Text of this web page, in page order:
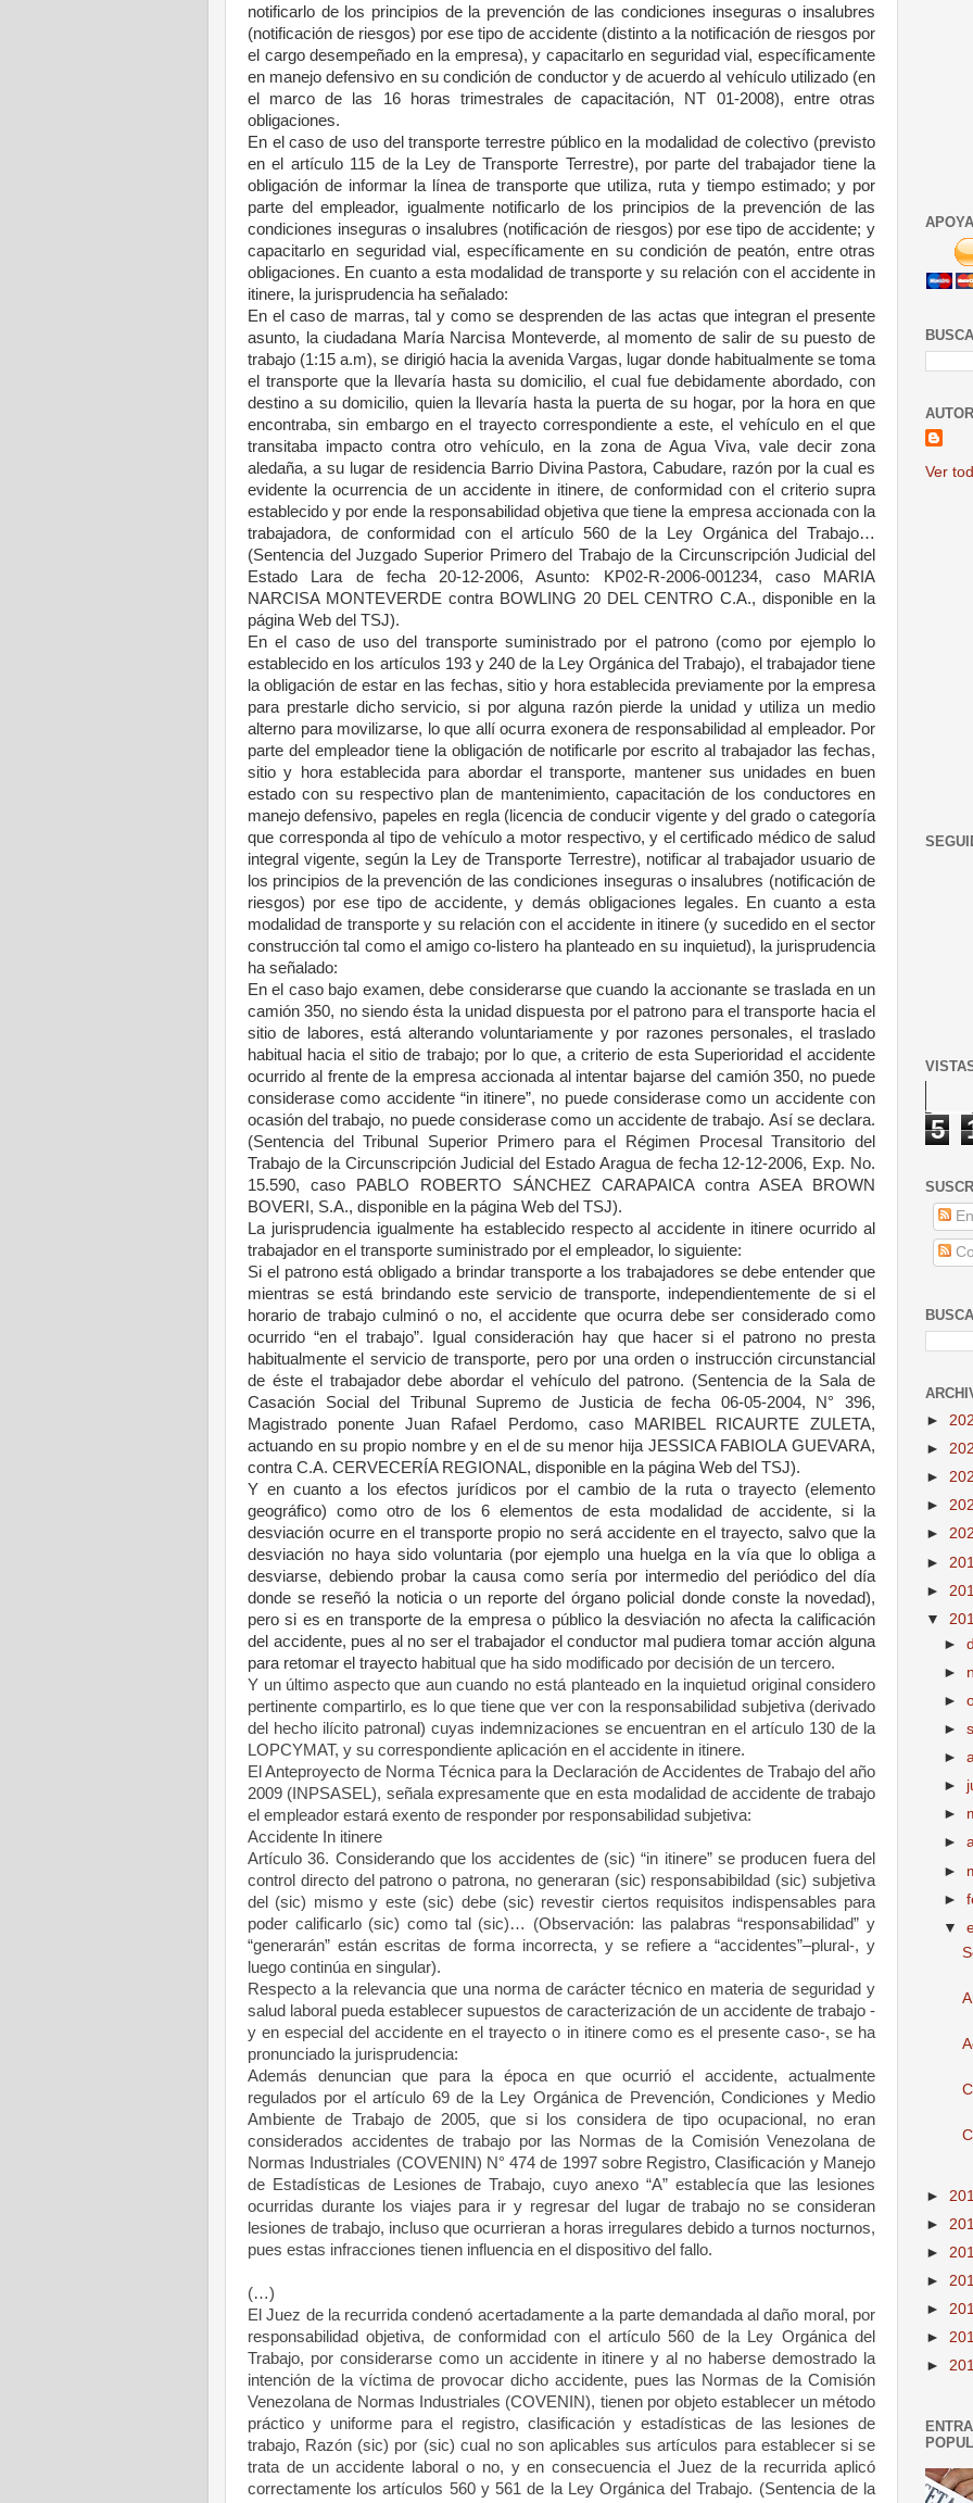
notificarlo de los principios de la prevención de las condiciones inseguras o insalubres
(notificación de riesgos) por ese tipo de accidente (distinto a la notificación de riesgos por
el cargo desempeñado en la empresa), y capacitarlo en seguridad vial, específicamente
en manejo defensivo en su condición de conductor y de acuerdo al vehículo utilizado (en
el marco de las 16 horas trimestrales de capacitación, NT 01-2008), entre otras
obligaciones.
En el caso de uso del transporte terrestre público en la modalidad de colectivo (previsto
en el artículo 115 de la Ley de Transporte Terrestre), por parte del trabajador tiene la
obligación de informar la línea de transporte que utiliza, ruta y tiempo estimado; y por
parte del empleador, igualmente notificarlo de los principios de la prevención de las
condiciones inseguras o insalubres (notificación de riesgos) por ese tipo de accidente; y
capacitarlo en seguridad vial, específicamente en su condición de peatón, entre otras
obligaciones. En cuanto a esta modalidad de transporte y su relación con el accidente in
itinere, la jurisprudencia ha señalado:
En el caso de marras, tal y como se desprenden de las actas que integran el presente
asunto, la ciudadana María Narcisa Monteverde, al momento de salir de su puesto de
trabajo (1:15 a.m), se dirigió hacia la avenida Vargas, lugar donde habitualmente se toma
el transporte que la llevaría hasta su domicilio, el cual fue debidamente abordado, con
destino a su domicilio, quien la llevaría hasta la puerta de su hogar, por la hora en que
encontraba, sin embargo en el trayecto correspondiente a este, el vehículo en el que
transitaba impacto contra otro vehículo, en la zona de Agua Viva, vale decir zona
aledaña, a su lugar de residencia Barrio Divina Pastora, Cabudare, razón por la cual es
evidente la ocurrencia de un accidente in itinere, de conformidad con el criterio supra
establecido y por ende la responsabilidad objetiva que tiene la empresa accionada con la
trabajadora, de conformidad con el artículo 560 de la Ley Orgánica del Trabajo…
(Sentencia del Juzgado Superior Primero del Trabajo de la Circunscripción Judicial del
Estado Lara de fecha 20-12-2006, Asunto: KP02-R-2006-001234, caso MARIA
NARCISA MONTEVERDE contra BOWLING 20 DEL CENTRO C.A., disponible en la
página Web del TSJ).
En el caso de uso del transporte suministrado por el patrono (como por ejemplo lo
establecido en los artículos 193 y 240 de la Ley Orgánica del Trabajo), el trabajador tiene
la obligación de estar en las fechas, sitio y hora establecida previamente por la empresa
para prestarle dicho servicio, si por alguna razón pierde la unidad y utiliza un medio
alterno para movilizarse, lo que allí ocurra exonera de responsabilidad al empleador. Por
parte del empleador tiene la obligación de notificarle por escrito al trabajador las fechas,
sitio y hora establecida para abordar el transporte, mantener sus unidades en buen
estado con su respectivo plan de mantenimiento, capacitación de los conductores en
manejo defensivo, papeles en regla (licencia de conducir vigente y del grado o categoría
que corresponda al tipo de vehículo a motor respectivo, y el certificado médico de salud
integral vigente, según la Ley de Transporte Terrestre), notificar al trabajador usuario de
los principios de la prevención de las condiciones inseguras o insalubres (notificación de
riesgos) por ese tipo de accidente, y demás obligaciones legales. En cuanto a esta
modalidad de transporte y su relación con el accidente in itinere (y sucedido en el sector
construcción tal como el amigo co-listero ha planteado en su inquietud), la jurisprudencia
ha señalado:
En el caso bajo examen, debe considerarse que cuando la accionante se traslada en un
camión 350, no siendo ésta la unidad dispuesta por el patrono para el transporte hacia el
sitio de labores, está alterando voluntariamente y por razones personales, el traslado
habitual hacia el sitio de trabajo; por lo que, a criterio de esta Superioridad el accidente
ocurrido al frente de la empresa accionada al intentar bajarse del camión 350, no puede
considerase como accidente “in itinere”, no puede considerase como un accidente con
ocasión del trabajo, no puede considerase como un accidente de trabajo. Así se declara.
(Sentencia del Tribunal Superior Primero para el Régimen Procesal Transitorio del
Trabajo de la Circunscripción Judicial del Estado Aragua de fecha 12-12-2006, Exp. No.
15.590, caso PABLO ROBERTO SÁNCHEZ CARAPAICA contra ASEA BROWN
BOVERI, S.A., disponible en la página Web del TSJ).
La jurisprudencia igualmente ha establecido respecto al accidente in itinere ocurrido al
trabajador en el transporte suministrado por el empleador, lo siguiente:
Si el patrono está obligado a brindar transporte a los trabajadores se debe entender que
mientras se está brindando este servicio de transporte, independientemente de si el
horario de trabajo culminó o no, el accidente que ocurra debe ser considerado como
ocurrido “en el trabajo”. Igual consideración hay que hacer si el patrono no presta
habitualmente el servicio de transporte, pero por una orden o instrucción circunstancial
de éste el trabajador debe abordar el vehículo del patrono. (Sentencia de la Sala de
Casación Social del Tribunal Supremo de Justicia de fecha 06-05-2004, N° 396,
Magistrado ponente Juan Rafael Perdomo, caso MARIBEL RICAURTE ZULETA,
actuando en su propio nombre y en el de su menor hija JESSICA FABIOLA GUEVARA,
contra C.A. CERVECERÍA REGIONAL, disponible en la página Web del TSJ).
Y en cuanto a los efectos jurídicos por el cambio de la ruta o trayecto (elemento
geográfico) como otro de los 6 elementos de esta modalidad de accidente, si la
desviación ocurre en el transporte propio no será accidente en el trayecto, salvo que la
desviación no haya sido voluntaria (por ejemplo una huelga en la vía que lo obliga a
desviarse, debiendo probar la causa como sería por intermedio del periódico del día
donde se reseñó la noticia o un reporte del órgano policial donde conste la novedad),
pero si es en transporte de la empresa o público la desviación no afecta la calificación
del accidente, pues al no ser el trabajador el conductor mal pudiera tomar acción alguna
para retomar el trayecto habitual que ha sido modificado por decisión de un tercero.
Y un último aspecto que aun cuando no está planteado en la inquietud original considero
pertinente compartirlo, es lo que tiene que ver con la responsabilidad subjetiva (derivado
del hecho ilícito patronal) cuyas indemnizaciones se encuentran en el artículo 130 de la
LOPCYMAT, y su correspondiente aplicación en el accidente in itinere.
El Anteproyecto de Norma Técnica para la Declaración de Accidentes de Trabajo del año
2009 (INPSASEL), señala expresamente que en esta modalidad de accidente de trabajo
el empleador estará exento de responder por responsabilidad subjetiva:
Accidente In itinere
Artículo 36. Considerando que los accidentes de (sic) “in itinere” se producen fuera del
control directo del patrono o patrona, no generaran (sic) responsabibildad (sic) subjetiva
del (sic) mismo y este (sic) debe (sic) revestir ciertos requisitos indispensables para
poder calificarlo (sic) como tal (sic)… (Observación: las palabras “responsabilidad” y
“generarán” están escritas de forma incorrecta, y se refiere a “accidentes”–plural-, y
luego continúa en singular).
Respecto a la relevancia que una norma de carácter técnico en materia de seguridad y
salud laboral pueda establecer supuestos de caracterización de un accidente de trabajo -
y en especial del accidente en el trayecto o in itinere como es el presente caso-, se ha
pronunciado la jurisprudencia:
Además denuncian que para la época en que ocurrió el accidente, actualmente
regulados por el artículo 69 de la Ley Orgánica de Prevención, Condiciones y Medio
Ambiente de Trabajo de 2005, que si los considera de tipo ocupacional, no eran
considerados accidentes de trabajo por las Normas de la Comisión Venezolana de
Normas Industriales (COVENIN) N° 474 de 1997 sobre Registro, Clasificación y Manejo
de Estadísticas de Lesiones de Trabajo, cuyo anexo “A” establecía que las lesiones
ocurridas durante los viajes para ir y regresar del lugar de trabajo no se consideran
lesiones de trabajo, incluso que ocurrieran a horas irregulares debido a turnos nocturnos,
pues estas infracciones tienen influencia en el dispositivo del fallo.
(…)
El Juez de la recurrida condenó acertadamente a la parte demandada al daño moral, por
responsabilidad objetiva, de conformidad con el artículo 560 de la Ley Orgánica del
Trabajo, por considerarse como un accidente in itinere y al no haberse demostrado la
intención de la víctima de provocar dicho accidente, pues las Normas de la Comisión
Venezolana de Normas Industriales (COVENIN), tienen por objeto establecer un método
práctico y uniforme para el registro, clasificación y estadísticas de las lesiones de
trabajo, Razón (sic) por (sic) cual no son aplicables sus artículos para establecer si se
trata de un accidente laboral o no, y en consecuencia el Juez de la recurrida aplicó
correctamente los artículos 560 y 561 de la Ley Orgánica del Trabajo. (Sentencia de la
Ver
5
►
►
►
►
►
►
►
▼
►
►
►
►
►
►
►
►
►
►
▼
►
►
►
►
►
►
►